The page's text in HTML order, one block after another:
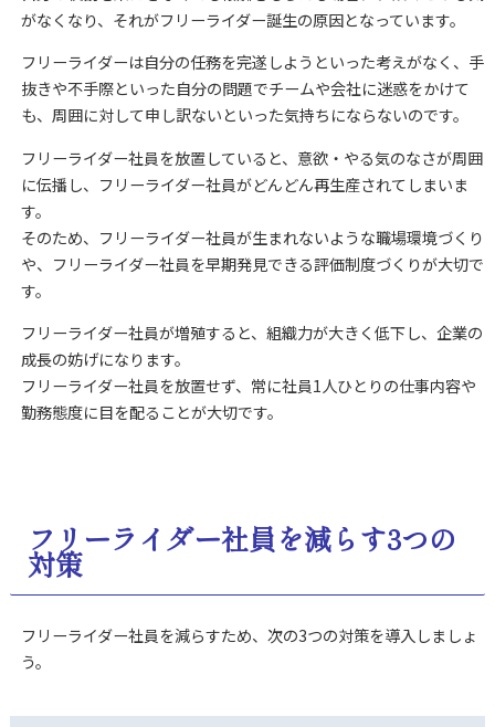
がなくなり、それがフリーライダー誕生の原因となっています。
フリーライダーは自分の任務を完遂しようといった考えがなく、手
抜きや不手際といった自分の問題でチームや会社に迷惑をかけて
も、周囲に対して申し訳ないといった気持ちにならないのです。
フリーライダー社員を放置していると、意欲・やる気のなさが周囲
に伝播し、フリーライダー社員がどんどん再生産されてしまいま
す。
そのため、フリーライダー社員が生まれないような職場環境づくり
や、フリーライダー社員を早期発見できる評価制度づくりが大切で
す。
フリーライダー社員が増殖すると、組織力が大きく低下し、企業の
成長の妨げになります。
フリーライダー社員を放置せず、常に社員1人ひとりの仕事内容や
勤務態度に目を配ることが大切です。
フリーライダー社員を減らす3つの
対策
フリーライダー社員を減らすため、次の3つの対策を導入しましょ
う。